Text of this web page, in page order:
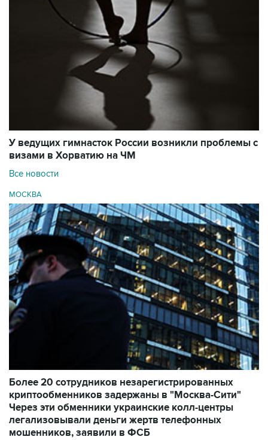
У ведущих гимнасток России возникли проблемы с
визами в Хорватию на ЧМ
Все новости
МОСКВА
Более 20 сотрудников незарегистрированных
криптообменников задержаны в "Москва-Сити"
Через эти обменники украинские колл-центры
легализовывали деньги жертв телефонных
мошенников, заявили в ФСБ